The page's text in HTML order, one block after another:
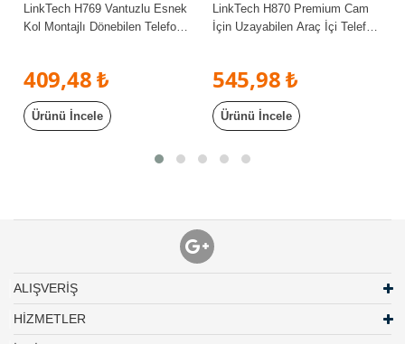
LinkTech H769 Vantuzlu Esnek
Kol Montajlı Dönebilen Telefon
409,48 ₺
Ürünü İncele
LinkTech H870 Premium Cam
İçin Uzayabilen Araç İçi Telefon
545,98 ₺
Ürünü İncele
ALIŞVERİŞ
HİZMETLER